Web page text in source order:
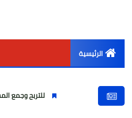
الرئيسية
للتربح وجمع المشاهدات.. ضبط